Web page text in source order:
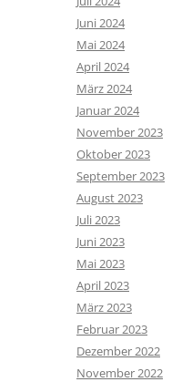
Juni 2024
Mai 2024
April 2024
März 2024
Januar 2024
November 2023
Oktober 2023
September 2023
August 2023
Juli 2023
Juni 2023
Mai 2023
April 2023
März 2023
Februar 2023
Dezember 2022
November 2022